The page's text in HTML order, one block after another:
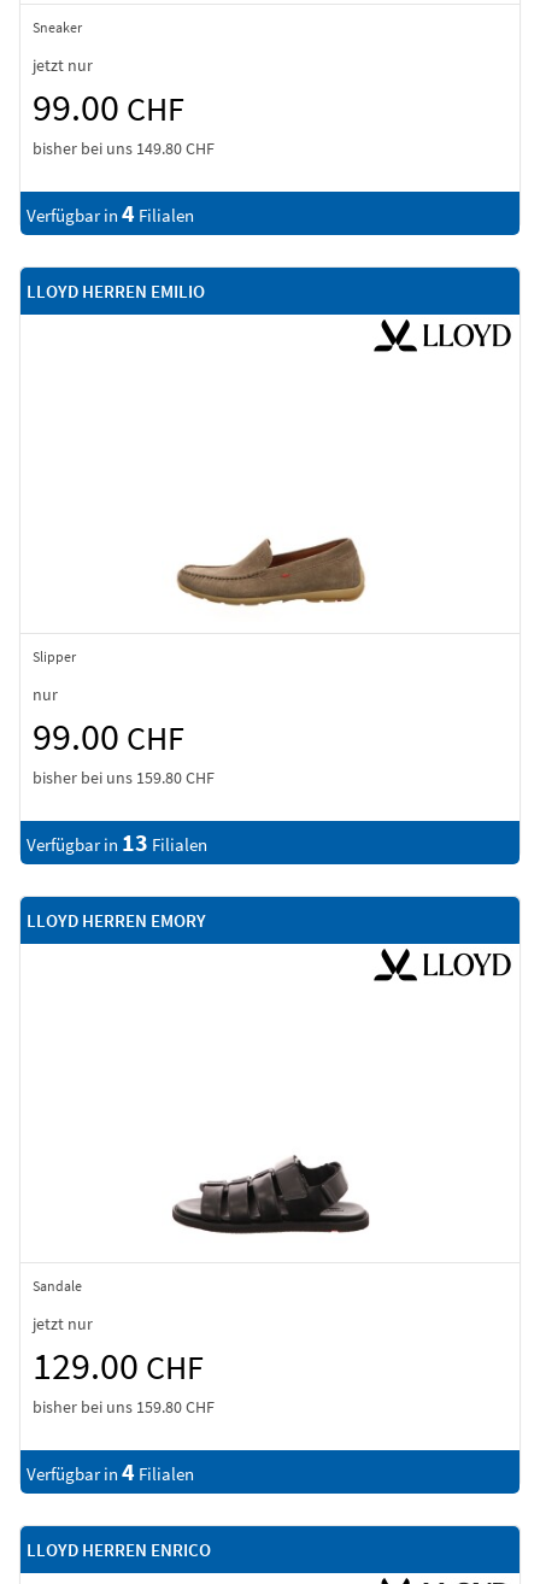
Sneaker
jetzt nur
99.00 CHF
bisher bei uns 149.80 CHF
Verfügbar in 4 Filialen
LLOYD HERREN EMILIO
Slipper
nur
99.00 CHF
bisher bei uns 159.80 CHF
Verfügbar in 13 Filialen
LLOYD HERREN EMORY
Sandale
jetzt nur
129.00 CHF
bisher bei uns 159.80 CHF
Verfügbar in 4 Filialen
LLOYD HERREN ENRICO